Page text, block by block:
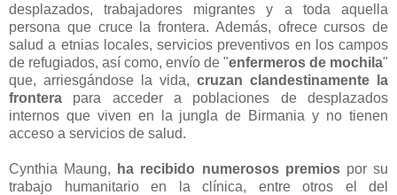
desplazados, trabajadores migrantes y a toda aquella
persona que cruce la frontera. Además, ofrece cursos de
salud a etnias locales, servicios preventivos en los campos
de refugiados, así como, envío de "enfermeros de mochila"
que, arriesgándose la vida, cruzan clandestinamente la
frontera para acceder a poblaciones de desplazados
internos que viven en la jungla de Birmania y no tienen
acceso a servicios de salud.
Cynthia Maung, ha recibido numerosos premios por su
trabajo humanitario en la clínica, entre otros el del